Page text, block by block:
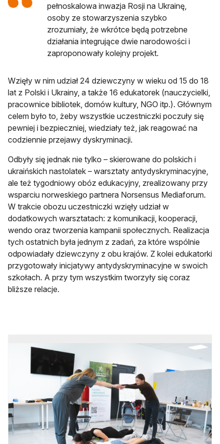
pełnoskalowa inwazja Rosji na Ukrainę,
osoby ze stowarzyszenia szybko
zrozumiały, że wkrótce będą potrzebne
działania integrujące dwie narodowości i
zaproponowały kolejny projekt.
Wzięły w nim udział 24 dziewczyny w wieku od 15 do 18
lat z Polski i Ukrainy, a także 16 edukatorek (nauczycielki,
pracownice bibliotek, domów kultury, NGO itp.). Głównym
celem było to, żeby wszystkie uczestniczki poczuły się
pewniej i bezpieczniej, wiedziały też, jak reagować na
codziennie przejawy dyskryminacji.
Odbyły się jednak nie tylko – skierowane do polskich i
ukraińskich nastolatek – warsztaty antydyskryminacyjne,
ale też tygodniowy obóz edukacyjny, zrealizowany przy
wsparciu norweskiego partnera Norsensus Mediaforum.
W trakcie obozu uczestniczki wzięły udział w
dodatkowych warsztatach: z komunikacji, kooperacji,
wendo oraz tworzenia kampanii społecznych. Realizacja
tych ostatnich była jednym z zadań, za które wspólnie
odpowiadały dziewczyny z obu krajów. Z kolei edukatorki
przygotowały inicjatywy antydyskryminacyjne w swoich
szkołach. A przy tym wszystkim tworzyły się coraz
bliższe relacje.